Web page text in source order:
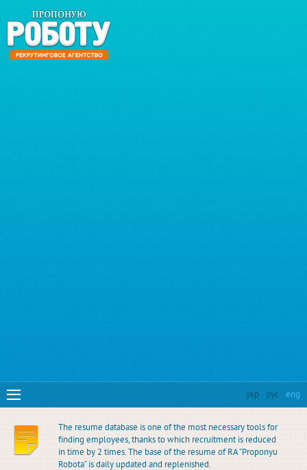
укр рус eng
The resume database is one of the most necessary tools for
finding employees, thanks to which recruitment is reduced
in time by 2 times. The base of the resume of RA “Proponyu
Robota” is daily updated and replenished.